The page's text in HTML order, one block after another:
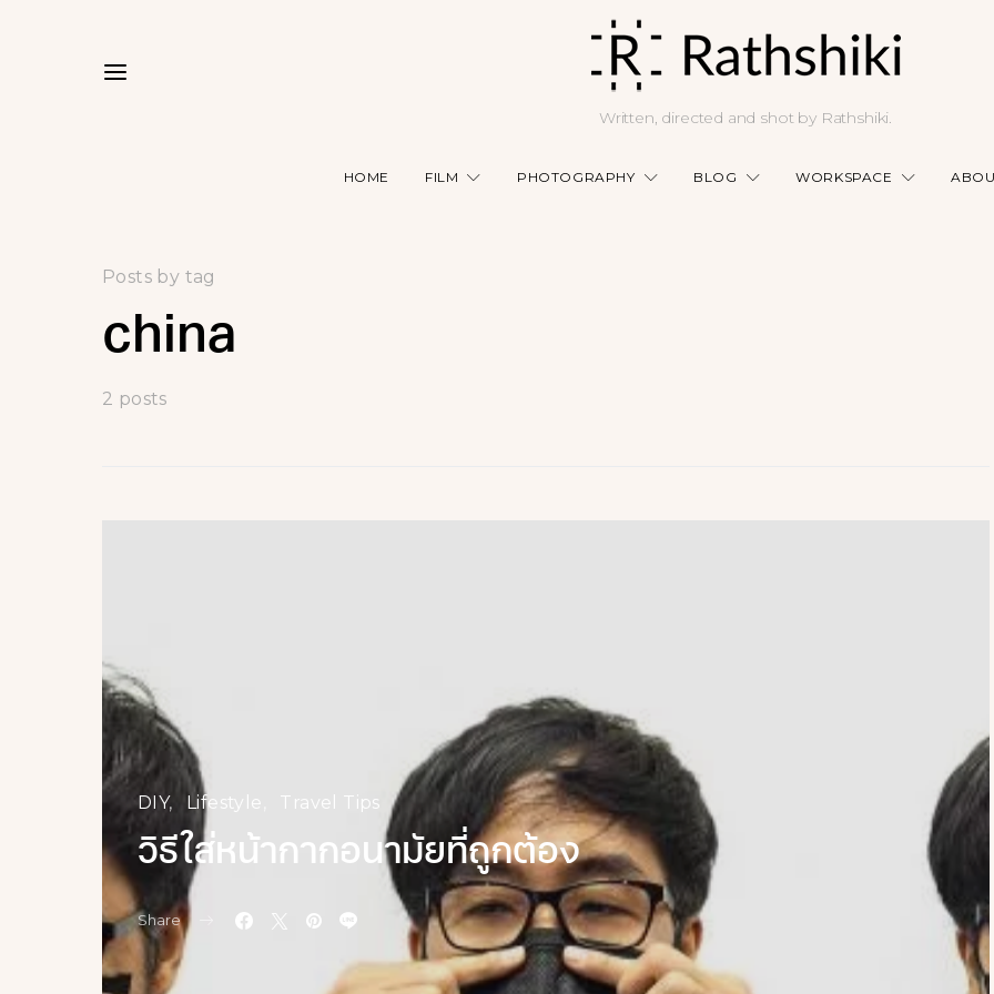
Written, directed and shot by Rathshiki.
HOME FILM PHOTOGRAPHY BLOG WORKSPACE
Posts by tag
china
2 posts
DIY Lifestyle Travel Tips
วิธีใส่หน้ากากอนามัยที่ถูกต้อง
Share